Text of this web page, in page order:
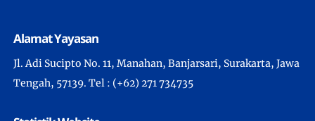
Alamat Yayasan
Jl. Adi Sucipto No. 11, Manahan, Banjarsari, Surakarta, Jawa
Tengah, 57139. Tel : (+62) 271 734735